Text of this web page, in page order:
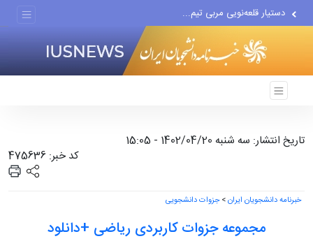
دستیار قلعه‌نویی مربی تیم...
اقتصاددان معروف آمریکایی:...
انتشار اخبار جعلی توسط...
تاریخ انتشار: سه شنبه 1402/04/20 - 15:05
کد خبر: 475636
خبرنامه دانشجویان ایران>جزوات دانشجویی
مجموعه جزوات کاربردی ریاضی +دانلود